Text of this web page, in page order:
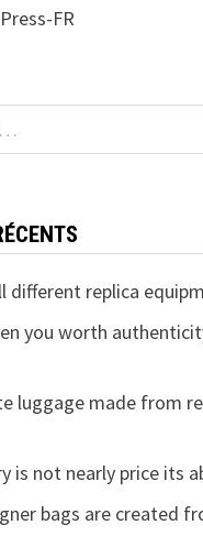
FR
different replica
you worth
luggage made from
is not nearly price its
bags are created